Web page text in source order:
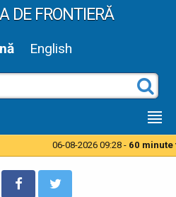
DE FRONTIERĂ
English
06-08-2026 09:28 -60 minute